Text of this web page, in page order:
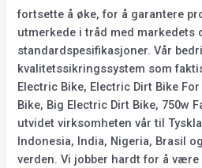
fortsette å øke, for å garantere
utmerkede i tråd med markedets
standardspesifikasjoner. Vår
kvalitetssikringssystem som
Electric Bike, Electric Dirt Bike
Bike, Big Electric Dirt Bike, 750w
utvidet virksomheten vår til
Indonesia, India, Nigeria, Brasil
verden. Vi jobber hardt for å være